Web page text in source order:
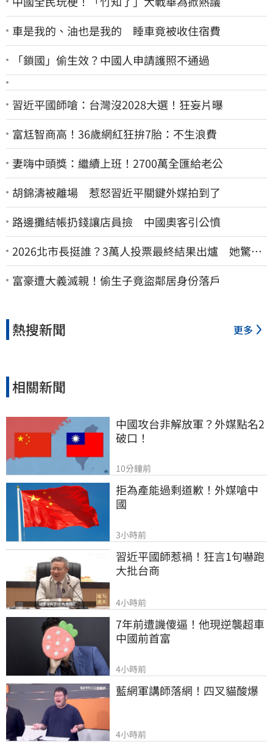
車是我的、油也是我的 睡車竟被收住宿費
「鎖國」偷生效？中國人申請護照不通過
習近平國師嗆：台灣沒2028大選！狂妄片曝
富尪智商高！36歲網紅狂拚7胎：不生浪費
妻嗨中頭獎：繼續上班！2700萬全匯給老公
胡錦濤被離場 惹怒習近平關鍵外媒拍到了
路邊攤結帳扔錢讓店員撿 中國奧客引公憤
2026北市長挺誰？3萬人投票最終結果出爐 她驚
喊：蔣萬安真該緊張了
富豪遭大義滅親！偷生子竟盜鄰居身份落戶
熱搜新聞 更多
相關新聞
中國攻台非解放軍？外媒點名2
破口！
10分鐘前
拒為產能過剩道歉！外媒嗆中
國
3小時前
習近平國師惹禍！狂言1句嚇跑
大批台商
4小時前
7年前遭譏傻逼！他現逆襲超車
中國前首富
4小時前
藍網軍講師落網！四叉貓酸爆
4小時前